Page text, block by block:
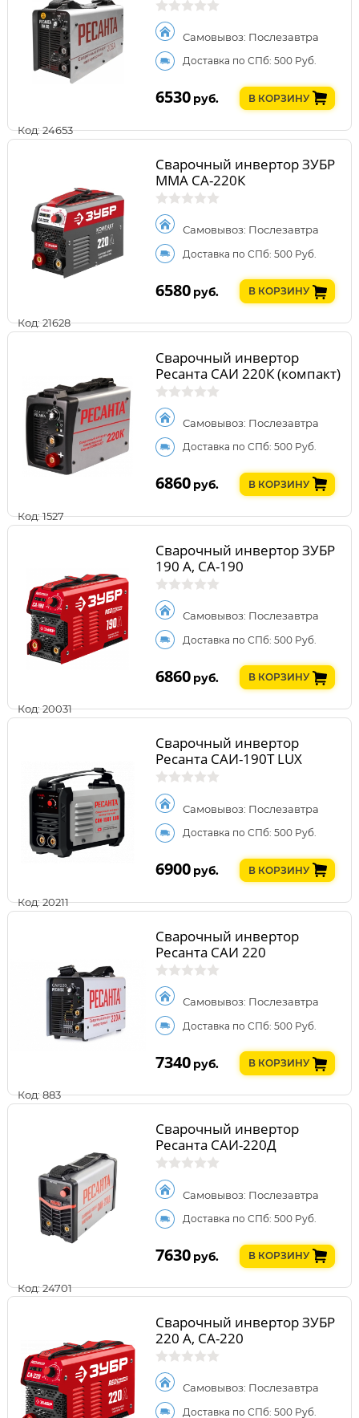
Код: 24653
Самовывоз: Послезавтра
Доставка по СПб: 500 Руб.
6530 руб. В КОРЗИНУ
Код: 21628
Сварочный инвертор ЗУБР
ММА СА-220К
Самовывоз: Послезавтра
Доставка по СПб: 500 Руб.
6580 руб. В КОРЗИНУ
Код: 1527
Сварочный инвертор
Ресанта САИ 220К (компакт)
Самовывоз: Послезавтра
Доставка по СПб: 500 Руб.
6860 руб. В КОРЗИНУ
Код: 20031
Сварочный инвертор ЗУБР
190 А, СА-190
Самовывоз: Послезавтра
Доставка по СПб: 500 Руб.
6860 руб. В КОРЗИНУ
Код: 20211
Сварочный инвертор
Ресанта САИ-190Т LUX
Самовывоз: Послезавтра
Доставка по СПб: 500 Руб.
6900 руб. В КОРЗИНУ
Код: 883
Сварочный инвертор
Ресанта САИ 220
Самовывоз: Послезавтра
Доставка по СПб: 500 Руб.
7340 руб. В КОРЗИНУ
Код: 24701
Сварочный инвертор
Ресанта САИ-220Д
Самовывоз: Послезавтра
Доставка по СПб: 500 Руб.
7630 руб. В КОРЗИНУ
Сварочный инвертор ЗУБР
220 А, СА-220
Самовывоз: Послезавтра
Доставка по СПб: 500 Руб.